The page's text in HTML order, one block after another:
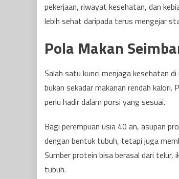
pekerjaan, riwayat kesehatan, dan
lebih sehat daripada terus mengejar
Pola Makan
Salah satu kunci menjaga kesehatan
bukan sekadar makanan rendah
perlu hadir dalam porsi yang sesuai.
Bagi perempuan usia 40 an, asupan
dengan bentuk tubuh, tetapi juga
Sumber protein bisa berasal dari
tubuh.